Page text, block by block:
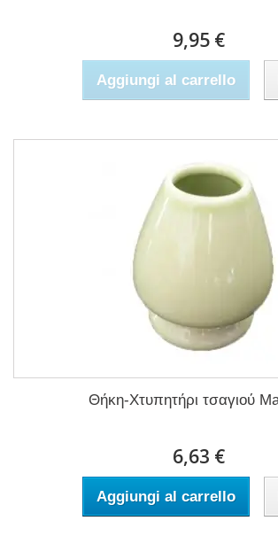
9,95 €
Aggiungi al carrello
Θήκη-Χτυπητήρι τσαγιού
6,63 €
Aggiungi al carrello